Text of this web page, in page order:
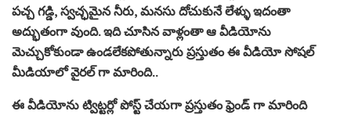
పచ్చ గడ్డి, స్వచ్ఛమైన నీరు, మనసు దోచుకునే లేళ్ళు ఇదంతా
అద్భుతంగా వుంది. ఇది చూసిన వాళ్లంతా ఆ వీడియోను
మెచ్చుకోకుండా ఉండలేకపోతున్నారు ప్రస్తుతం ఈ వీడియో సోషల్
మీడియాలో వైరల్ గా మారింది..
ఈ వీడియోను ట్విట్టర్లో పోస్ట్ చేయగా ప్రస్తుతం ఫ్రెండ్ గా మారింది